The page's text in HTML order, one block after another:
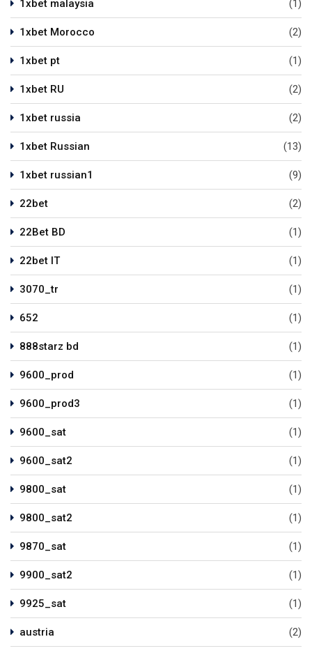
1xbet malaysia (1)
1xbet Morocco (2)
1xbet pt (1)
1xbet RU (2)
1xbet russia (2)
1xbet Russian (13)
1xbet russian1 (9)
22bet (2)
22Bet BD (1)
22bet IT (1)
3070_tr (1)
652 (1)
888starz bd (1)
9600_prod (1)
9600_prod3 (1)
9600_sat (1)
9600_sat2 (1)
9800_sat (1)
9800_sat2 (1)
9870_sat (1)
9900_sat2 (1)
9925_sat (1)
austria (2)